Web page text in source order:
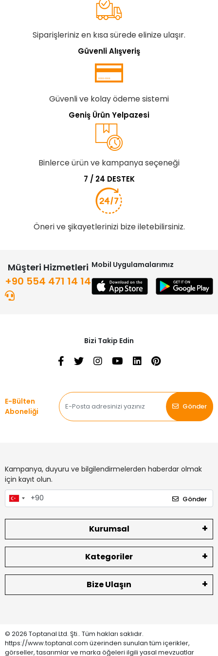
Siparişleriniz en kısa sürede elinize ulaşır.
Güvenli Alışveriş
Güvenli ve kolay ödeme sistemi
Geniş Ürün Yelpazesi
Binlerce ürün ve kampanya seçeneği
7 / 24 DESTEK
Öneri ve şikayetlerinizi bize iletebilirsiniz.
Müşteri Hizmetleri
+90 554 471 14 14
Mobil Uygulamalarımız
Bizi Takip Edin
E-Bülten
Aboneliği
Gönder
Kampanya, duyuru ve bilgilendirmelerden haberdar olmak
için kayıt olun.
Gönder
Kurumsal
Kategoriler
Bize Ulaşın
© 2026 Toptanal Ltd. Şti.. Tüm hakları saklıdır.
https://www.toptanal.com üzerinden sunulan tüm içerikler,
görseller, tasarımlar ve marka öğeleri ilgili yasal mevzuatlar